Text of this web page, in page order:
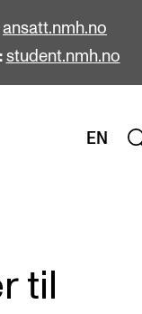
ansatt.nmh.no
student.nmh.no
EN
til